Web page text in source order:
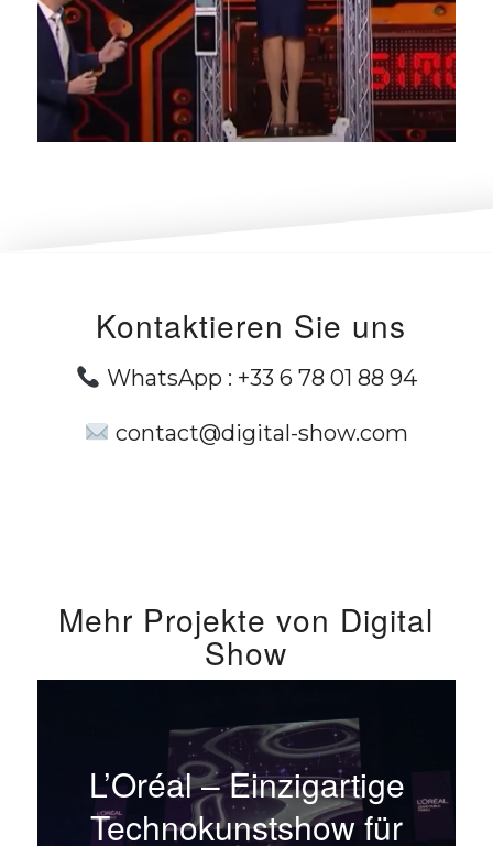
Kontaktieren Sie uns
WhatsApp : +33 6 78 01 88 94
contact@digital-show.com
Mehr Projekte von Digital
Show
L’Oréal – Einzigartige
Technokunstshow für